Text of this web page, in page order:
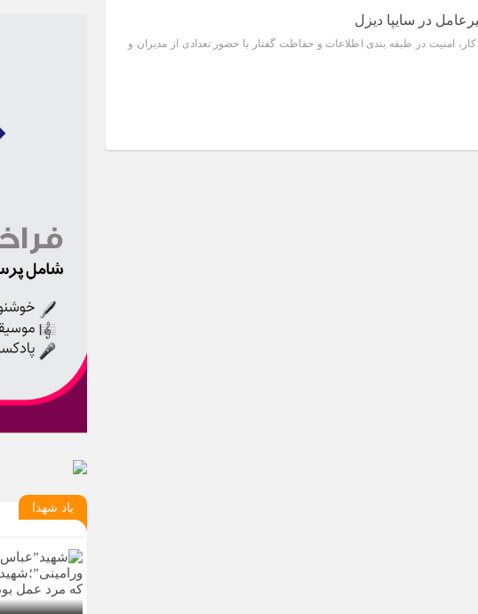
در سایپا دیزل
امنیت در طبقه بندی اطلاعات و حفاظت گفتار با حضور تعدادی از مدیران و
یاد شهدا